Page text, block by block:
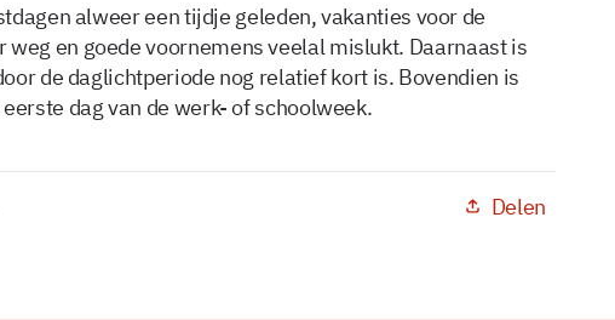
alweer een tijdje geleden, vakanties voor de
weg en goede voornemens veelal mislukt. Daarnaast is
de daglichtperiode nog relatief kort is. Bovendien is
dag van de werk- of schoolweek.
Delen